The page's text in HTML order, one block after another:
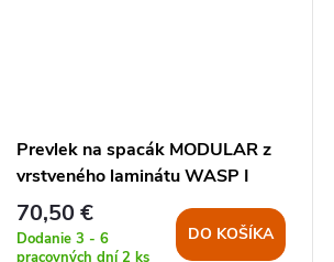
Prevlek na spacák MODULAR z
vrstveného laminátu WASP I
Z1B
70,50 €
Dodanie 3 - 6
pracovných dní2 ks
DO KOŠÍKA